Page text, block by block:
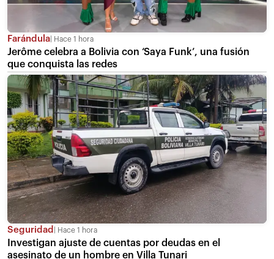
Farándula Hace 1 hora
Jerôme celebra a Bolivia con ‘Saya Funk’, una fusión
que conquista las redes
Seguridad Hace 1 hora
Investigan ajuste de cuentas por deudas en el
asesinato de un hombre en Villa Tunari